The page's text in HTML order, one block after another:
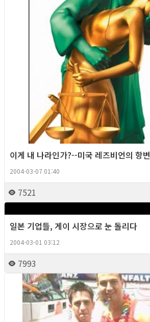
이게 내 나라인가?--미국 레즈비언의 항변
2004-03-07 01:40
7521
일본 기업들, 게이 시장으로 눈 돌리다
2004-03-01 03:12
7993